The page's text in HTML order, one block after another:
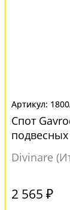
Спот
Divinare
2 565 ₽